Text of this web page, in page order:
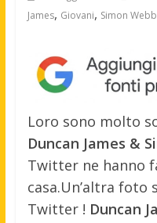
James, Giovani, Simon
Loro sono molto
Duncan James &
Twitter ne hanno
casa.Un’altra foto
Twitter ! Duncan